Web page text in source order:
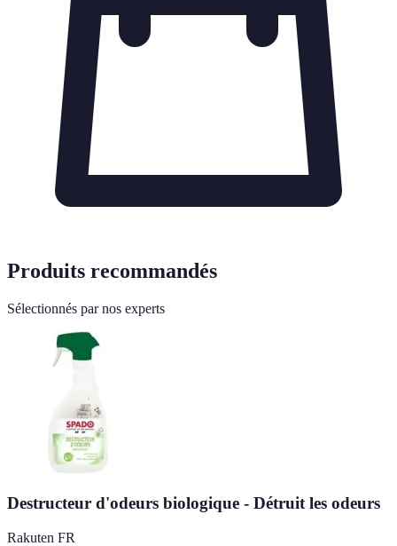
Produits recommandés
Sélectionnés par nos experts
Destructeur d'odeurs biologique - Détruit les odeurs
Rakuten FR